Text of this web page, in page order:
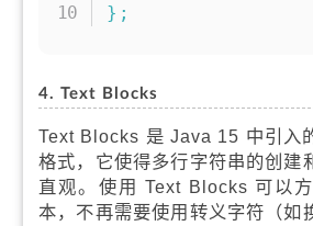
} ;
4. Text Blocks
Text Blocks 是 Java 15 中引入
格式，它使得多行字符串的创建
直观。使用 Text Blocks 可以
本，不再需要使用转义字符（如